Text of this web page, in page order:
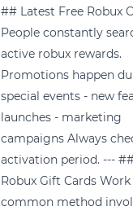
## Latest Free Robux
People constantly
active robux rewards.
Promotions happen
special events - new
launches - marketing
campaigns Always
activation period. ---
Robux Gift Cards Work
common method